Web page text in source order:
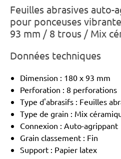
Feuilles abrasives auto-
pour ponceuses
93 mm / 8 trous / Mix
Données techniques
Dimension : 180 x 93 mm
Perforation : 8 perforations
Type d'abrasifs : Feuilles
Type de grain : Mix
Connexion : Auto-agrippant
Grain classement : Fin
Support : Papier latex